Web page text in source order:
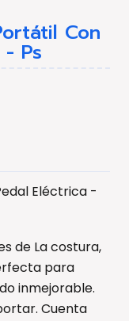
Con
Ps
Eléctrica -
de La costura,
para
inmejorable.
Cuenta